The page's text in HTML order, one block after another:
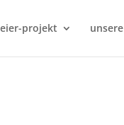
projekt